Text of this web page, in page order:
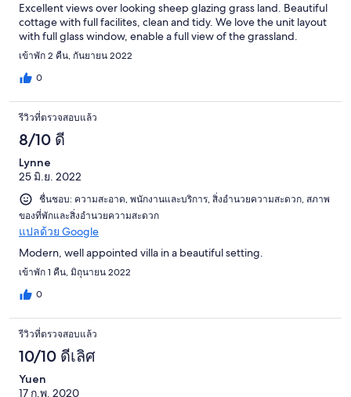
Excellent views over looking sheep glazing grass land. Beautiful
cottage with full facilites, clean and tidy. We love the unit layout
with full glass window, enable a full view of the grassland.
เข้าพัก 2 คืน, กันยายน 2022
0
รีวิวที่ตรวจสอบแล้ว
8/10 ดี
Lynne
25 มิ.ย. 2022
ชื่นชอบ: ความสะอาด, พนักงานและบริการ, สิ่งอำนวยความสะดวก, สภาพ
ของที่พักและสิ่งอำนวยความสะดวก
แปลด้วย Google
Modern, well appointed villa in a beautiful setting.
เข้าพัก 1 คืน, มิถุนายน 2022
0
รีวิวที่ตรวจสอบแล้ว
10/10 ดีเลิศ
Yuen
17 ก.พ. 2020